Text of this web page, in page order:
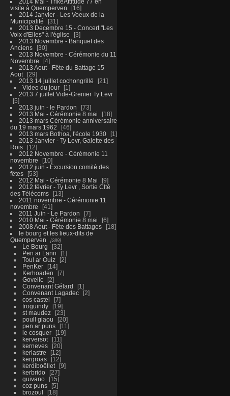
visite à Quemperven
16
2014 Janvier - Les Voeux de la
Municipalité
31
2013 Decembre 15 - Concert "Les
Voix d'Elles" à l'église
3
2013 Novembre - Banquet des
Anciens
30
2013 Novembre - Cérémonie du 11
Novembre
4
2013 Aout - Fête du Battage 15
Aout
29
2013 14 juillet cochongrillé
21
Video du jour
1
2013 7 juillet Vide-Grenier Ty Levr
5
2013 juin - le Pardon
73
2013 Mai - Cérémonie 8 mai
18
2013 mars Cérémonie anniversaire
du 19 mars 1962
46
2013 mars Bothoa, l'école 1930
1
2013 Janvier - Ty Levr, Galette des
Rois
12
2012 Novembre - Cérémonie 11
novembre
10
2012 juin - Excursion comité des
fêtes
53
2012 Mai - Cérémonie 8 Mai
9
2012 février - Ty Levr , Sortie CIté
des Télécoms
13
2011 novembre - Cérémonie 11
novembre
41
2011 Juin - Le Pardon
7
2010 Mai - Cérémonie 8 mai
6
2008 Aout - Fête des Battages
18
le bourg et les lieux-dits de
Quemperven
289
Le Bourg
32
Pen ar Lann
1
Toul ar Ouiz
2
PenKer
14
Kerhoaden
7
Govelic
2
Convenant Gélard
1
Convenant Lagadec
2
cos castel
7
troguindy
19
st maudez
23
poull glaou
20
pen ar puns
11
le cosquer
19
kerversot
11
kerneves
20
kerlastre
12
kergroas
12
kerdiboëllet
9
kerbrido
27
guivano
15
coz puns
5
brozoul
18